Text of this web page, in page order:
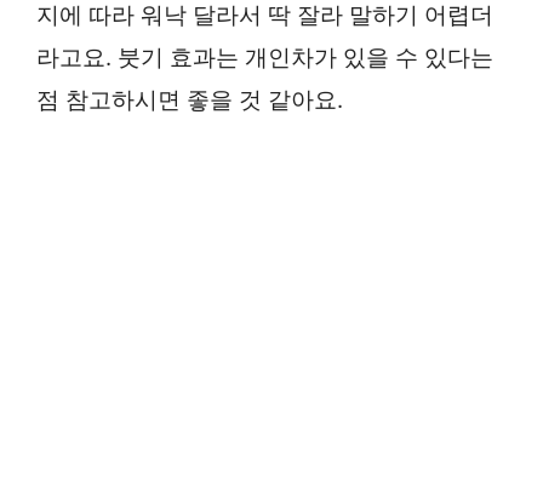
지에 따라 워낙 달라서 딱 잘라 말하기 어렵더
라고요. 붓기 효과는 개인차가 있을 수 있다는
점 참고하시면 좋을 것 같아요.